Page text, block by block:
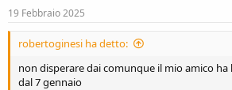
:
19 Febbraio 2025
robertoginesi ha detto:
non disperare dai comunque il mio amico ha
dal 7 gennaio